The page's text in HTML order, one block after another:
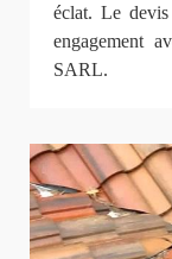
éclat. Le
engagement
SARL.